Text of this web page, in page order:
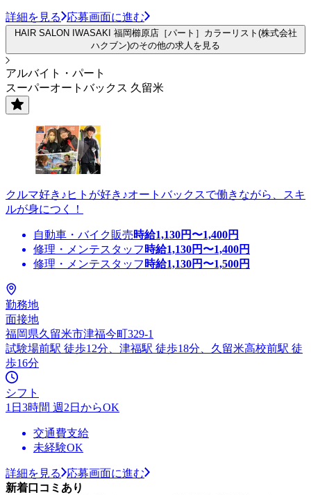
詳細を見る 応募画面に進む
HAIR SALON IWASAKI 福岡櫛原店［パート］カラーリスト(株式会社
ハクブン)のその他の求人を見る
アルバイト・パート
スーパーオートバックス 久留米
クルマ好き♪ヒトが好き♪オートバックスで働きながら、スキ
ルが身につく！
自動車・バイク販売時給1,130円〜1,400円
修理・メンテスタッフ 時給1,130円〜1,400円
修理・メンテスタッフ 時給1,130円〜1,500円
勤務地
面接地
福岡県久留米市津福今町329-1
試験場前駅 徒歩12分、津福駅 徒歩18分、久留米高校前駅 徒
歩16分
シフト
1日3時間 週2日からOK
交通費支給
未経験OK
詳細を見る
応募画面に進む
新着口コミあり